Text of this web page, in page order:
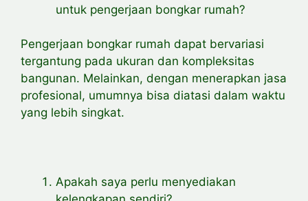
untuk pengerjaan bongkar rumah?
Pengerjaan bongkar rumah dapat bervariasi
tergantung pada ukuran dan kompleksitas
bangunan. Melainkan, dengan menerapkan jasa
profesional, umumnya bisa diatasi dalam waktu
yang lebih singkat.
Apakah saya perlu menyediakan